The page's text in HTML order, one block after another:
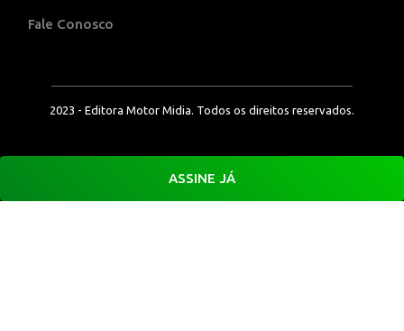
Fale Conosco
2023 - Editora Motor Midia. Todos os direitos reservados.
ASSINE JÁ